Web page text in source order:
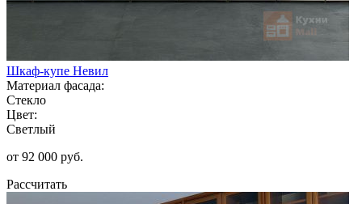
Шкаф-купе Невил
Материал фасада:
Стекло
Цвет:
Светлый
от 92 000 руб.
Рассчитать